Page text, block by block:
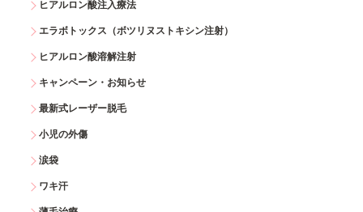
ヒアルロン酸注入療法
エラボトックス（ボツリヌストキシン注射）
ヒアルロン酸溶解注射
キャンペーン・お知らせ
最新式レーザー脱毛
小児の外傷
涙袋
ワキ汗